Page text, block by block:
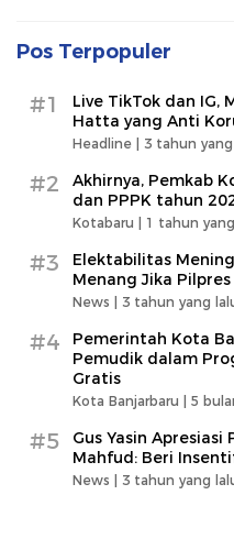
Pos Terpopuler
#1
Live TikTok dan IG,
Hatta yang Anti
Headline | 3 tahun
#2
Akhirnya, Pemkab
dan PPPK tahun
Kotabaru | 1 tahun
#3
Elektabilitas
Menang Jika
News | 3 tahun yang
#4
Pemerintah Kota
Pemudik dalam
Gratis
Kota Banjarbaru | 5
#5
Gus Yasin
Mahfud: Beri
News | 3 tahun yang